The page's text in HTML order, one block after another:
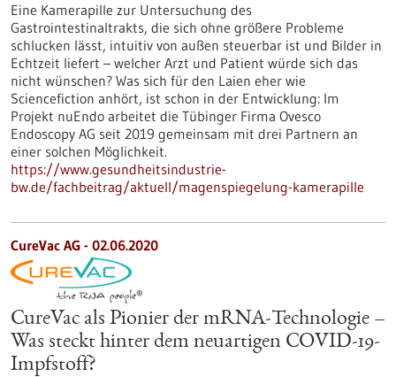
Eine Kamerapille zur Untersuchung des
Gastrointestinaltrakts, die sich ohne größere Probleme
schlucken lässt, intuitiv von außen steuerbar ist und Bilder in
Echtzeit liefert – welcher Arzt und Patient würde sich das
nicht wünschen? Was sich für den Laien eher wie
Sciencefiction anhört, ist schon in der Entwicklung: Im
Projekt nuEndo arbeitet die Tübinger Firma Ovesco
Endoscopy AG seit 2019 gemeinsam mit drei Partnern an
einer solchen Möglichkeit.
https://www.gesundheitsindustrie-
bw.de/fachbeitrag/aktuell/magenspiegelung-kamerapille
CureVac AG - 02.06.2020
CureVac als Pionier der mRNA-Technologie –
Was steckt hinter dem neuartigen COVID-19-
Impfstoff?